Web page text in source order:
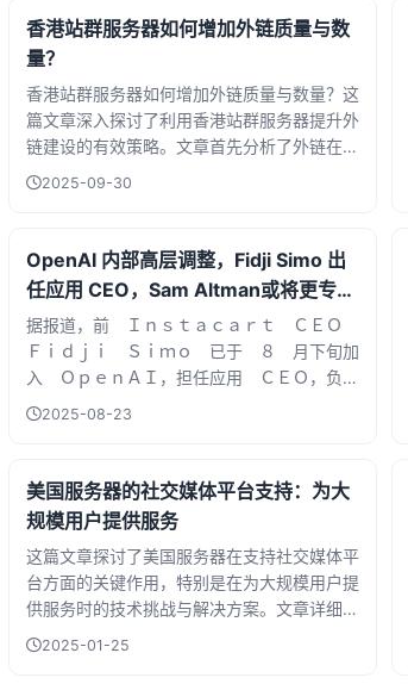
段藏在网页里的微型代码，它像忠诚的哨兵
记...
香港站群服务器如何增加外链质量与数
量？
香港站群服务器如何增加外链质量与数量？这
篇文章深入探讨了利用香港站群服务器提升外
链建设的有效策略。文章首先分析了外链在
SEO中的重要性，随后详细介绍了如何通过高
的关键性，提供了如何筛选高权重网站、避免
低质量链接的实用建议。无论你是SEO新手还
是经验丰富的站长，这篇文章都能为你提供宝
贵的见解和操作指南，帮助你在竞争激烈的网
络环境中脱颖而出。
2025-09-30
OpenAI 内部高层调整，Fidji Simo 出
任应用 CEO，Sam Altman或将更专注
技术研究
据报道，前 Ｉｎｓｔａｃａｒｔ ＣＥＯ
Ｆｉｄｊｉ Ｓｉｍｏ 已于 ８ 月下旬加
入 ＯｐｅｎＡＩ，担任应用 ＣＥＯ，负责
管理公司约 ３，０００ 名员工，并推动
经验，曾参与 Ｆａｃｅｂｏｏｋ 快速扩
张...
2025-08-23
美国服务器的社交媒体平台支持：为大
规模用户提供服务
这篇文章探讨了美国服务器在支持社交媒体平
台方面的关键作用，特别是在为大规模用户提
供服务时的技术挑战与解决方案。文章详细分
析了服务器架构、负载均衡、数据存储和网络
2025-01-25